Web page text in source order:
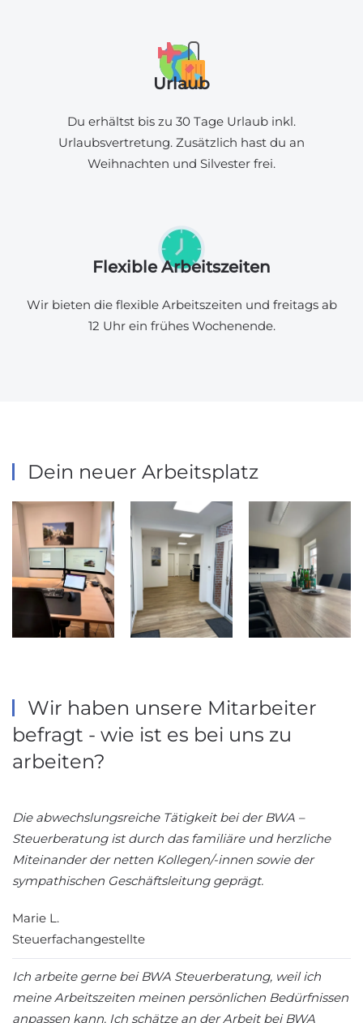
Urlaub
Du erhältst bis zu 30 Tage Urlaub inkl.
Urlaubsvertretung. Zusätzlich hast du an
Weihnachten und Silvester frei.
Flexible Arbeitszeiten
Wir bieten die flexible Arbeitszeiten und freitags ab
12 Uhr ein frühes Wochenende.
Dein neuer Arbeitsplatz
Wir haben unsere Mitarbeiter
befragt - wie ist es bei uns zu
arbeiten?
Die abwechslungsreiche Tätigkeit bei der BWA –
Steuerberatung ist durch das familiäre und herzliche
Miteinander der netten Kollegen/-innen sowie der
sympathischen Geschäftsleitung geprägt.
Marie L.
Steuerfachangestellte
Ich arbeite gerne bei BWA Steuerberatung, weil ich
meine Arbeitszeiten meinen persönlichen Bedürfnissen
anpassen kann. Ich schätze an der Arbeit bei BWA